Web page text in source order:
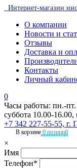
Интернет-магазин
О компании
Новости и
Отзывы
Доставка и
Контакты
Личный
0
Часы работы: пн.-
суббота 10.00-
+7 342 227-55-55, г.
В корзине 0 позиций
×
Имя
Телефон*